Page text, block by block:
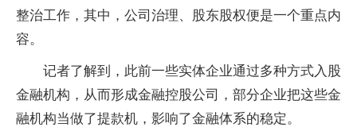
整治工作，其中，公司治理、股东股权便是一个重点内
容。
记者了解到，此前一些实体企业通过多种方式入股
金融机构，从而形成金融控股公司，部分企业把这些金
融机构当做了提款机，影响了金融体系的稳定。